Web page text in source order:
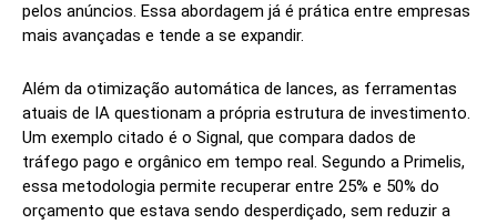
pelos anúncios. Essa abordagem já é prática entre empresas
mais avançadas e tende a se expandir.
Além da otimização automática de lances, as ferramentas
atuais de IA questionam a própria estrutura de investimento.
Um exemplo citado é o Signal, que compara dados de
tráfego pago e orgânico em tempo real. Segundo a Primelis,
essa metodologia permite recuperar entre 25% e 50% do
orçamento que estava sendo desperdiçado, sem reduzir a